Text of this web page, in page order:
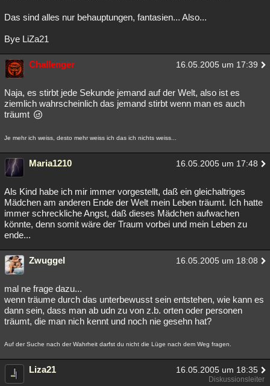
Das sind alles nur behauptungen, fantasien... Also...
Bye LiZa21
Challenger 16.05.2005 um 17:39
Naja, es stirbt jede Sekunde jemand auf der Welt, also ist es
ziemlich wahrscheinlich das jemand stirbt wenn man es auch
träumt
Je mehr ich weiss, desto mehr weiss ich das ich nichts weiss...
Maria1210 16.05.2005 um 17:48
Als Kind habe ich mir immer vorgestellt, daß ein gleichaltriges
Mädchen am anderen Ende der Welt mein Leben träumt. Ich hatte
immer schreckliche Angst, daß dieses Mädchen aufwachen
könnte, denn somit wäre der Traum vorbei und mein Leben zu
ende...
Zwuggel 16.05.2005 um 18:08
mal ne frage dazu...
wenn träume durch das unterbewusst sein entstehen, wie kann es
dann sein, dass man ab udn zu von z.b. orten oder personen
träumt, die man nich kennt und noch nie gesehn hat?
Auf der Suche nach der Wahrheit darfst du nicht die Lüge nach dem Weg fragen.
Liza21 16.05.2005 um 18:35
Diskussionsleiter